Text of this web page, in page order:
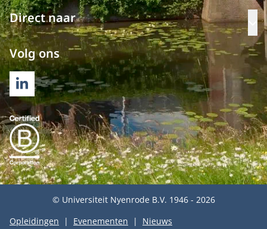
Direct naar
Volg ons
LINKEDIN
© Universiteit Nyenrode B.V. 1946 - 2026
Opleidingen
Evenementen
Nieuws